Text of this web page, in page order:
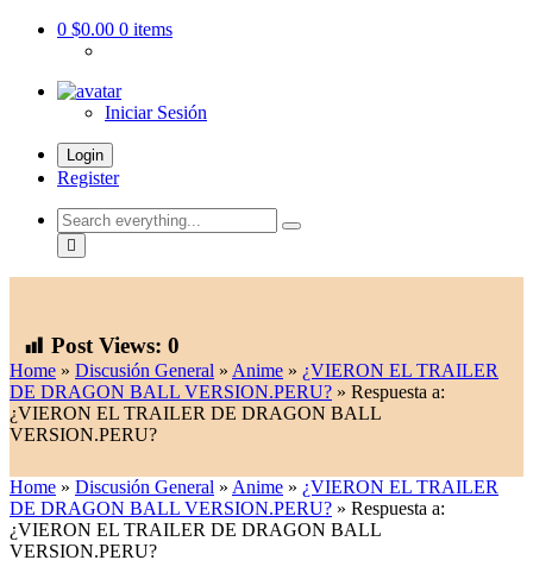
0 $0.00 0 items
Iniciar Sesión
Login
Register
Search
everything...
Post Views: 0
Home » Discusión General » Anime » ¿VIERON EL TRAILER
DE DRAGON BALL VERSION.PERU? » Respuesta a:
¿VIERON EL TRAILER DE DRAGON BALL
VERSION.PERU?
Home » Discusión General » Anime » ¿VIERON EL TRAILER
DE DRAGON BALL VERSION.PERU? » Respuesta a:
¿VIERON EL TRAILER DE DRAGON BALL
VERSION.PERU?